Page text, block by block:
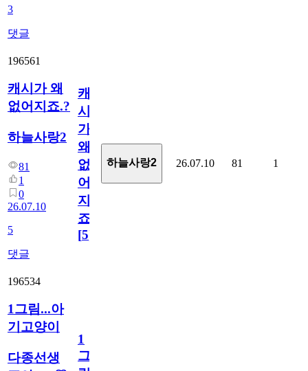
3
댓글
196561
캐시가 왜
없어지죠.?
하늘사랑2
81
1
0
26.07.10
5
댓글
캐
시
가
왜
없
어
지
죠.?
[5]
하늘사랑2 26.07.10 81 1
196534
1그림...아
기고양이
다종선생
1
그